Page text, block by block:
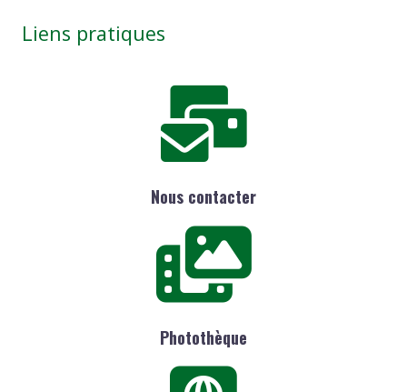
Liens pratiques
Nous contacter
Photothèque